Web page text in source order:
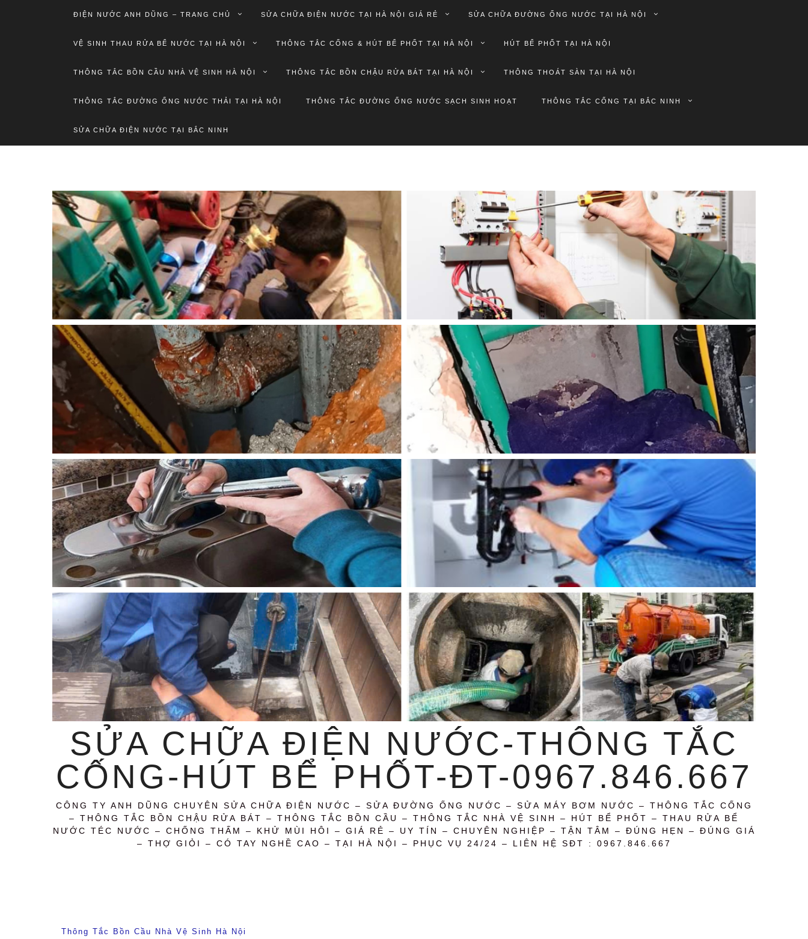
ĐIỆN NƯỚC ANH DŨNG – TRANG CHỦ SỬA CHỮA ĐIỆN NƯỚC TẠI HÀ NỘI GIÁ RẺ SỬA CHỮA ĐƯỜNG ỐNG NƯỚC TẠI HÀ NỘI
VỆ SINH THAU RỬA BỂ NƯỚC TẠI HÀ NỘI THÔNG TẮC CỐNG & HÚT BỂ PHỐT TẠI HÀ NỘI HÚT BỂ PHỐT TẠI HÀ NỘI
THÔNG TẮC BỒN CẦU NHÀ VỆ SINH HÀ NỘI THÔNG TẮC BỒN CHẬU RỬA BÁT TẠI HÀ NỘI THÔNG THOÁT SÀN TẠI HÀ NỘI
THÔNG TẮC ĐƯỜNG ỐNG NƯỚC THẢI TẠI HÀ NỘI THÔNG TẮC ĐƯỜNG ỐNG NƯỚC SẠCH SINH HOẠT THÔNG TẮC CỐNG TẠI BẮC NINH
SỬA CHỮA ĐIỆN NƯỚC TẠI BẮC NINH
SỬA CHỮA ĐIỆN NƯỚC-THÔNG TẮC
CỐNG-HÚT BỂ PHỐT-ĐT-0967.846.667
CÔNG TY ANH DŨNG CHUYÊN SỬA CHỮA ĐIỆN NƯỚC – SỬA ĐƯỜNG ỐNG NƯỚC – SỬA MÁY BƠM NƯỚC – THÔNG TẮC CỐNG
– THÔNG TẮC BỒN CHẬU RỬA BÁT – THÔNG TẮC BỒN CẦU – THÔNG TẮC NHÀ VỆ SINH – HÚT BỂ PHỐT – THAU RỬA BỂ
NƯỚC TÉC NƯỚC – CHỐNG THẤM – KHỬ MÙI HÔI – GIÁ RẺ – UY TÍN – CHUYÊN NGHIỆP – TẬN TÂM – ĐÚNG HẸN – ĐÚNG GIÁ
– THỢ GIỎI – CÓ TAY NGHỀ CAO – TẠI HÀ NỘI – PHỤC VỤ 24/24 – LIÊN HỆ SĐT : 0967.846.667
Thông Tắc Bồn Cầu Nhà Vệ Sinh Hà Nội